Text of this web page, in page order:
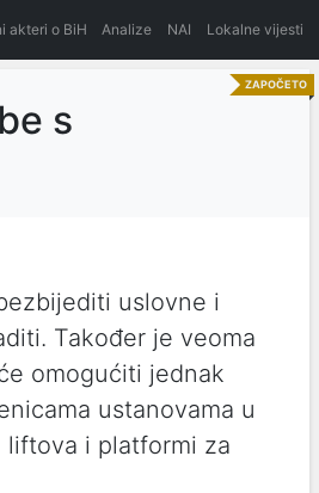
akteri o BiH Analize NAI Lokalne vijesti
ZAPOČETO
s
uslovne i
Također je veoma
omogućiti jednak
ustanovama u
i platformi za